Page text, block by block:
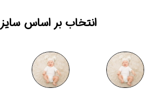
انتخاب بر اساس سایز